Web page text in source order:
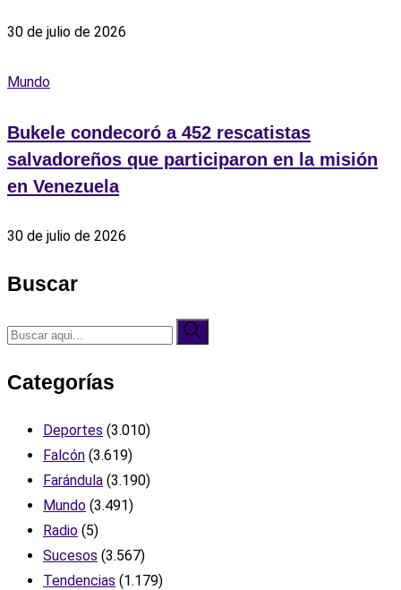
30 de julio de 2026
Mundo
Bukele condecoró a 452 rescatistas
salvadoreños que participaron en la misión
en Venezuela
30 de julio de 2026
Buscar
Categorías
Deportes (3.010)
Falcón (3.619)
Farándula (3.190)
Mundo (3.491)
Radio (5)
Sucesos (3.567)
Tendencias (1.179)